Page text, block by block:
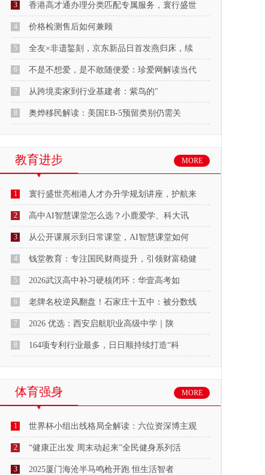
3 香港高才通办理分类匹配专属服务，寰行盛世
4 价格检测售后如何兼顾
5 全友×非遗錾刻，京东新品日首发燕归床，续
6 不是不想爱，是不敢随便爱：珍爱网解读当代
7 从跨境卖家到行业基建者：紫鸟的"
8 奥烨移民解读：美国EB-5预留类别仍需关
教育进步 MORE
1 寰行盛世亮相港人才办升学规划讲座，护航来
2 高中AI智慧课堂怎么选？小鹿爱学、科大讯
3 从公开课展示到日常课堂，AI智慧课堂如何
4 钱堂教育：专注国民财商提升，引领财富稳健
5 2026武汉高中补习硬核闭环：华壹高考如
6 老牌名校逆风翻盘！石家庄十五中：被分数线
7 2026 优选：西安启航职业高级中学｜陕
8 164项专利行业最多，日日顺持续打造“科
体育强身 MORE
1 世界杯小组出线格局全解读：六位资深博主观
2 “健康正出发 周末动起来”全民健身系列活
3 2025厦门海沧半马鸣枪开跑 恒生活智者